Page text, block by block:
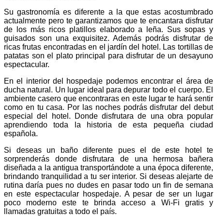
Su gastronomía es diferente a la que estas acostumbrado
actualmente pero te garantizamos que te encantara disfrutar
de los más ricos platillos elaborado a leña. Sus sopas y
guisados son una exquisitez. Además podrás disfrutar de
ricas frutas encontradas en el jardín del hotel. Las tortillas de
patatas son el plato principal para disfrutar de un desayuno
espectacular.
En el interior del hospedaje podemos encontrar el área de
ducha natural. Un lugar ideal para depurar todo el cuerpo. El
ambiente casero que encontraras en este lugar te hará sentir
como en tu casa. Por las noches podrás disfrutar del debut
especial del hotel. Donde disfrutara de una obra popular
aprendiendo toda la historia de esta pequeña ciudad
española.
Si deseas un baño diferente pues el de este hotel te
sorprenderás donde disfrutara de una hermosa bañera
diseñada a la antigua transportándote a una época diferente,
brindando tranquilidad a tu ser interior. Si deseas alejarte de
rutina daría pues no dudes en pasar todo un fin de semana
en este espectacular hospedaje. A pesar de ser un lugar
poco moderno este te brinda acceso a Wi-Fi gratis y
llamadas gratuitas a todo el país.